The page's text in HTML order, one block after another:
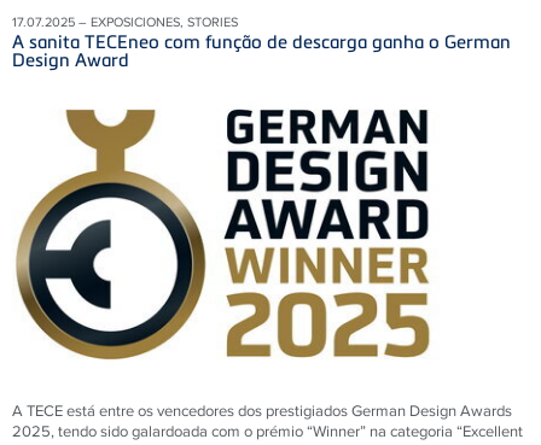
17.07.2025 – EXPOSICIONES, STORIES
A sanita TECEneo com função de descarga ganha o German
Design Award
A TECE está entre os vencedores dos prestigiados German Design Awards
2025, tendo sido galardoada com o prémio “Winner” na categoria “Excellent